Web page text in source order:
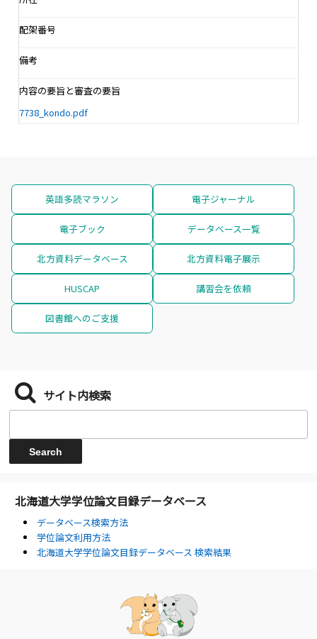
配架番号
備考
内容の要旨と審査の要旨
7738_kondo.pdf
英語多読マラソン 電子ジャーナル
電子ブック データベース一覧
北方資料データベース 北方資料電子展示
HUSCAP 講習会を依頼
図書館へのご支援
サイト内検索
北海道大学学位論文目録データベース
データベース検索方法
学位論文利用方法
北海道大学学位論文目録データベース 検索結果